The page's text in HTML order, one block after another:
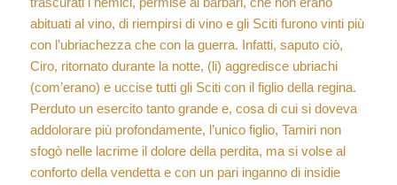
abituati al vino, di riempirsi di vino e gli Sciti furono vinti più
con l’ubriachezza che con la guerra. Infatti, saputo ciò,
Ciro, ritornato durante la notte, (li) aggredisce ubriachi
(com’erano) e uccise tutti gli Sciti con il figlio della regina.
Perduto un esercito tanto grande e, cosa di cui si doveva
addolorare più profondamente, l’unico figlio, Tamiri non
sfogò nelle lacrime il dolore della perdita, ma si volse al
conforto della vendetta e con un pari inganno di insidie